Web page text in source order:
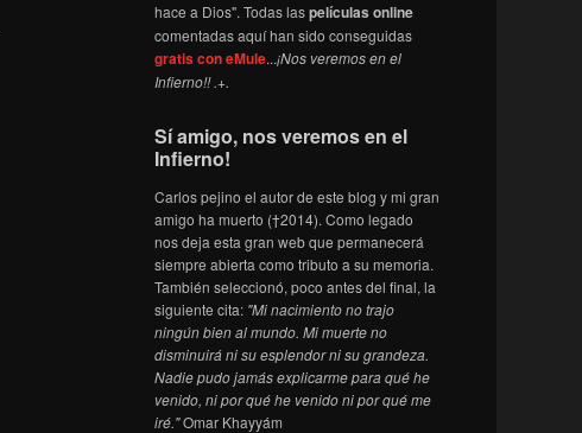
hace a Dios". Todas laspelículas online
comentadas aquí han sido conseguidas
gratis con eMule...¡Nos veremos en el
Infierno!! .+.
Sí amigo, nos veremos en el
Infierno!
Carlos pejino el autor de este blog y mi gran
amigo ha muerto (†2014). Como legado
nos deja esta gran web que permanecerá
siempre abierta como tributo a su memoria.
También seleccionó, poco antes del final, la
siguiente cita: "Mi nacimiento no trajo
ningún bien al mundo. Mi muerte no
disminuirá ni su esplendor ni su grandeza.
Nadie pudo jamás explicarme para qué he
venido, ni por qué he venido ni por qué me
iré."Omar Khayyám